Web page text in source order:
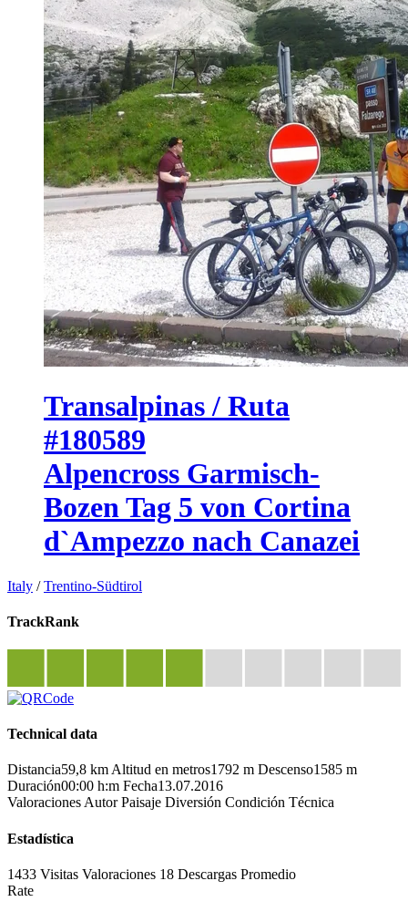
Transalpinas / Ruta
#180589
Alpencross Garmisch-
Bozen Tag 5 von Cortina
d`Ampezzo nach Canazei
Italy /Trentino-Südtirol
TrackRank
Technical data
Distancia59,8 km Altitud en metros1792 m Descenso1585 m
Duración00:00 h:m Fecha13.07.2016
Valoraciones Autor Paisaje Diversión Condición Técnica
Estadística
1433 Visitas Valoraciones 18 Descargas Promedio
Rate